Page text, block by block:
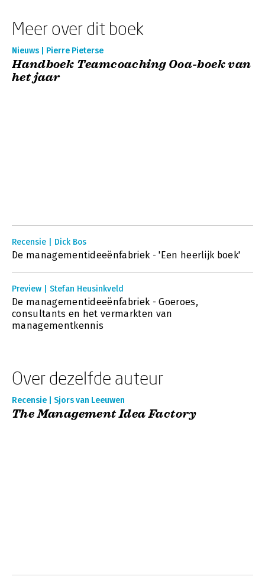
Meer over dit boek
Nieuws | Pierre Pieterse
Handboek Teamcoaching Ooa-boek van
het jaar
Recensie | Dick Bos
De managementideeënfabriek - 'Een heerlijk boek'
Preview | Stefan Heusinkveld
De managementideeënfabriek - Goeroes,
consultants en het vermarkten van
managementkennis
Over dezelfde auteur
Recensie | Sjors van Leeuwen
The Management Idea Factory